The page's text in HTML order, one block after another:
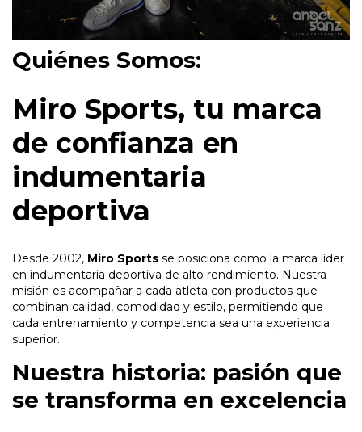
Quiénes Somos:
Miro Sports, tu marca
de confianza en
indumentaria
deportiva
Desde 2002, Miro Sports se posiciona como la marca líder
en indumentaria deportiva de alto rendimiento. Nuestra
misión es acompañar a cada atleta con productos que
combinan calidad, comodidad y estilo, permitiendo que
cada entrenamiento y competencia sea una experiencia
superior.
Nuestra historia: pasión que
se transforma en excelencia